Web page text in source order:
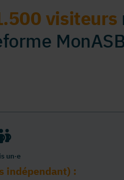
visiteurs
un·e
indépendant) :